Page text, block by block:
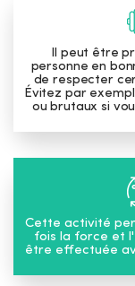
Il peut être
personne en
de respecter
Évitez par
ou brutaux si
Cette activité
fois la force et
être effectuée